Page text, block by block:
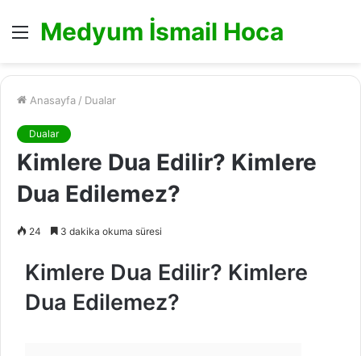
MenüMedyum İsmail Hoca
Anasayfa / Dualar
Dualar
Kimlere Dua Edilir? Kimlere
Dua Edilemez?
24 3 dakika okuma süresi
Kimlere Dua Edilir? Kimlere
Dua Edilemez?